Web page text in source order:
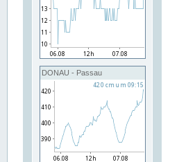
DONAU - Passau